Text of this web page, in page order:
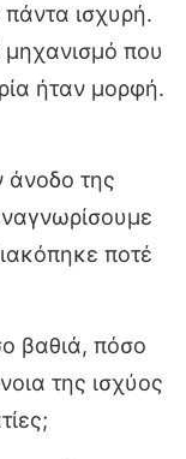
πάντα ισχυρή.
μηχανισμό που
ήταν μορφή.
άνοδο της
ποτέ
βαθιά, πόσο
της ισχύος